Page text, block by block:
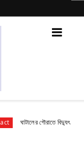
ঘাটালের গৌরাতে বিদ্যুৎ গ্রাহকদের